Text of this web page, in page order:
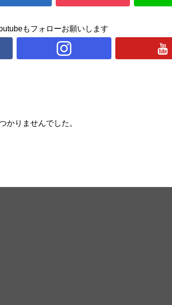
もフォローお願いします
かりませんでした。